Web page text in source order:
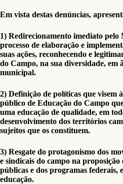
Em vista destas denúncias,
1) Redirecionamento imediato
processo de elaboração e
suas ações, reconhecendo e
do Campo, na sua diversidade, em
municipal.
2) Definição de políticas que visem
público de Educação do Campo
uma educação de qualidade, em
desenvolvimento dos territórios
sujeitos que os constituem.
3) Resgate do protagonismo dos
e sindicais do campo na
públicas e dos programas federais,
educação.